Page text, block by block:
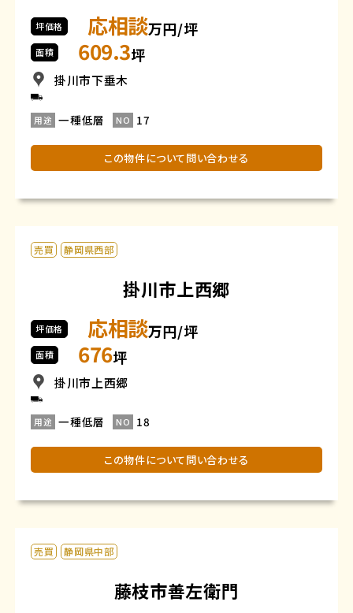
坪価格 応相談万円/坪
面積 609.3坪
掛川市下垂木
用途 一種低層 NO 17
この物件について問い合わせる
売買 静岡県西部
掛川市上西郷
坪価格 応相談万円/坪
面積 676坪
掛川市上西郷
用途 一種低層 NO 18
この物件について問い合わせる
売買 静岡県中部
藤枝市善左衛門